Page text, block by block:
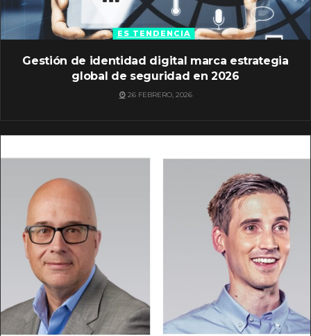
ES TENDENCIA
Gestión de identidad digital marca estrategia
global de seguridad en 2026
26 FEBRERO, 2026